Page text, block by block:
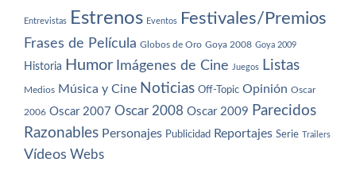
Entrevistas Estrenos Eventos Festivales/Premios
Frases de Película Globos de Oro Goya 2008 Goya 2009
Historia Humor Imágenes de Cine Juegos Listas
Medios Música y Cine Noticias Off-Topic Opinión Oscar
2006 Oscar 2007 Oscar 2008 Oscar 2009 Parecidos
Razonables Personajes Publicidad Reportajes Serie Trailers
Vídeos Webs